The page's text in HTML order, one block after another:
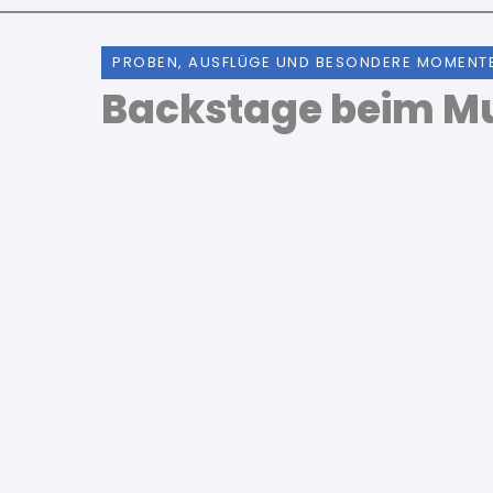
PROBEN, AUSFLÜGE UND BESONDERE
Backstage beim